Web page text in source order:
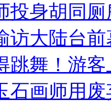
投身胡同
访大陆台
跳舞！游客
石画师用